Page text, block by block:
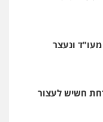
ונעצר
חשיש לעצור
המשמעתי
עורכי הדין,